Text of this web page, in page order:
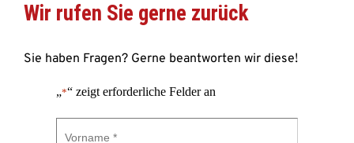
Wir rufen Sie gerne zurück
Sie haben Fragen? Gerne beantworten wir diese!
„*“ zeigt erforderliche Felder an